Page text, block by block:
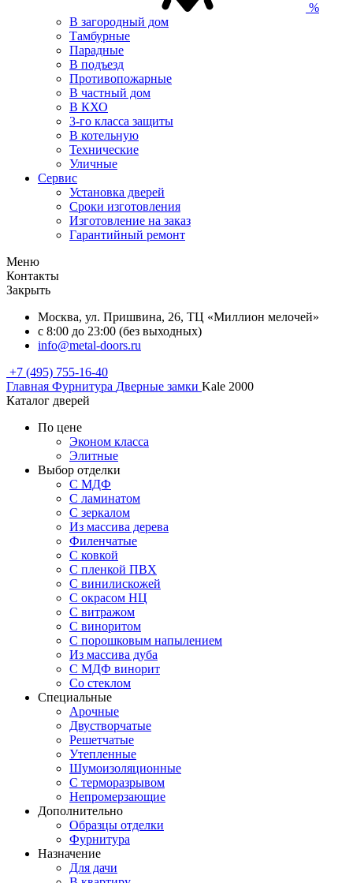
%
В загородный дом
Тамбурные
Парадные
В подъезд
Противопожарные
В частный дом
В КХО
3-го класса защиты
В котельную
Технические
Уличные
Сервис
Установка дверей
Сроки изготовления
Изготовление на заказ
Гарантийный ремонт
Меню
Контакты
Закрыть
Москва, ул. Пришвина, 26, ТЦ «Миллион мелочей»
с 8:00 до 23:00 (без выходных)
info@metal-doors.ru
+7 (495) 755-16-40
Главная Фурнитура Дверные замки Kale 2000
Каталог дверей
По цене
Эконом класса
Элитные
Выбор отделки
С МДФ
С ламинатом
С зеркалом
Из массива дерева
Филенчатые
С ковкой
С пленкой ПВХ
С винилискожей
С окрасом НЦ
С витражом
С виноритом
С порошковым напылением
Из массива дуба
С МДФ винорит
Со стеклом
Специальные
Арочные
Двустворчатые
Решетчатые
Утепленные
Шумоизоляционные
С терморазрывом
Непромерзающие
Дополнительно
Образцы отделки
Фурнитура
Назначение
Для дачи